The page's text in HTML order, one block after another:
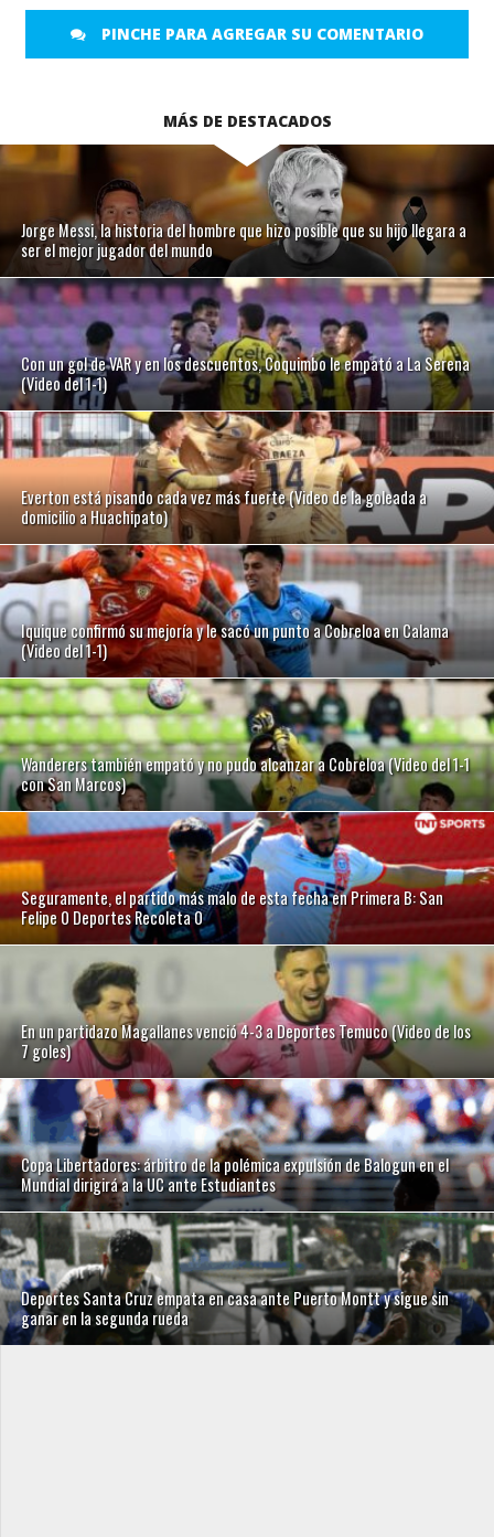
PINCHE PARA AGREGAR SU COMENTARIO
MÁS DE DESTACADOS
Jorge Messi, la historia del hombre que hizo posible que su hijo llegara a
ser el mejor jugador del mundo
Con un gol de VAR y en los descuentos, Coquimbo le empató a La Serena
(Video del 1-1)
Everton está pisando cada vez más fuerte (Video de la goleada a
domicilio a Huachipato)
Iquique confirmó su mejoría y le sacó un punto a Cobreloa en Calama
(Video del 1-1)
Wanderers también empató y no pudo alcanzar a Cobreloa (Video del 1-1
con San Marcos)
Seguramente, el partido más malo de esta fecha en Primera B: San
Felipe 0 Deportes Recoleta 0
En un partidazo Magallanes venció 4-3 a Deportes Temuco (Video de los
7 goles)
Copa Libertadores: árbitro de la polémica expulsión de Balogun en el
Mundial dirigirá a la UC ante Estudiantes
Deportes Santa Cruz empata en casa ante Puerto Montt y sigue sin
ganar en la segunda rueda